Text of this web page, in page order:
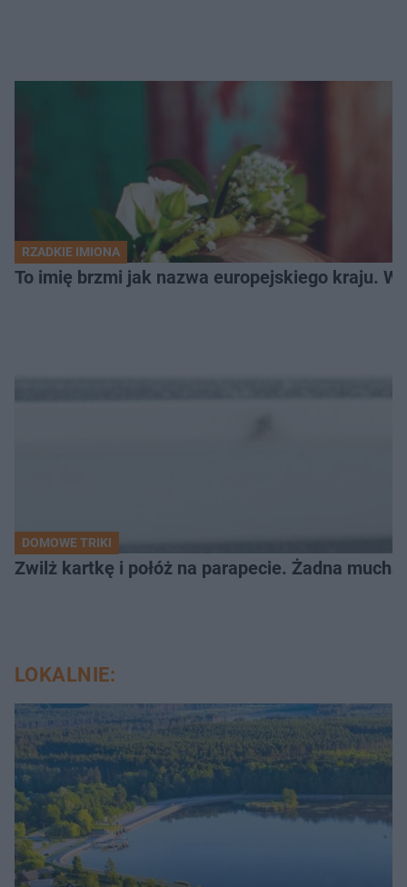
RZADKIE IMIONA
To imię brzmi jak nazwa europejskiego kraju.
DOMOWE TRIKI
Zwilż kartkę i połóż na parapecie. Żadna
LOKALNIE: